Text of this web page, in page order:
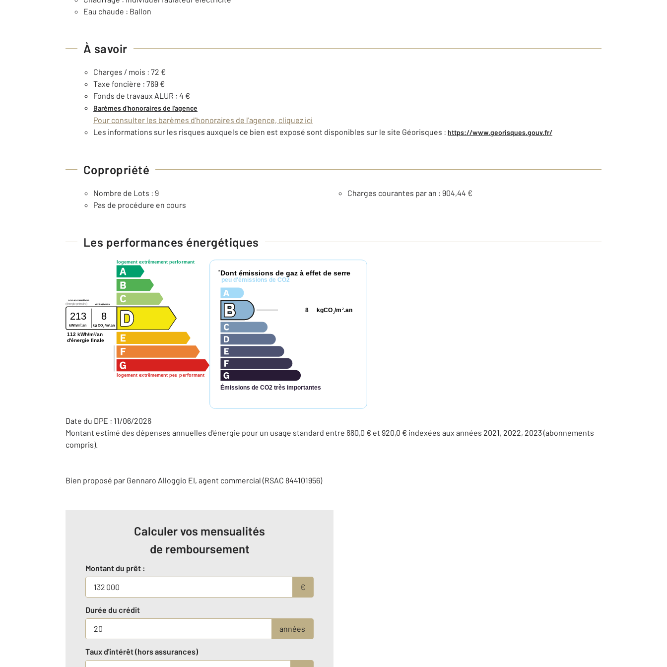
Eau chaude : Ballon
À savoir
Charges / mois : 72 €
Taxe foncière : 769 €
Fonds de travaux ALUR : 4 €
Barèmes d'honoraires de l'agence
Pour consulter les barèmes d'honoraires de l'agence, cliquez ici
Les informations sur les risques auxquels ce bien est exposé sont disponibles sur le site Géorisques : https://www.georisques.gouv.fr/
Copropriété
Nombre de Lots : 9
Charges courantes par an : 904,44 €
Pas de procédure en cours
Les performances énergétiques
logement extrêmement performant
logement extrêmement peu performant
consommation
émissions
(énergie primaire)
213 8
kWh/m2 .an kg CO2 /m2 .an
112 kWh/m²/an
d'énergie finale
* Dont émissions de gaz à effet de serre
peu d'émissions de CO2
Émissions de CO2 très importantes
kgCO2/m 2.an
8
Date du DPE : 11/06/2026
Montant estimé des dépenses annuelles d'énergie pour un usage standard entre 660,0 € et 920,0 € indexées aux années 2021, 2022, 2023 (abonnements
compris).
Bien proposé par Gennaro Alloggio EI, agent commercial (RSAC 844101956)
Calculer vos mensualités
de remboursement
Montant du prêt :
€
Durée du crédit
années
Taux d'intérêt (hors assurances)